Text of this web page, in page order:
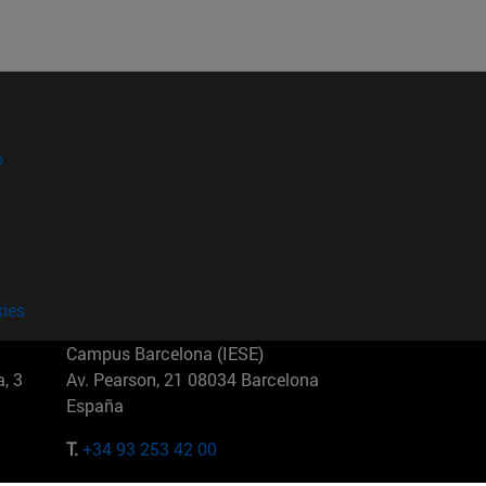
3
Campus Barcelona (IESE)
Av. Pearson, 21 08034 Barcelona
España
T.+34 93 253 42 00